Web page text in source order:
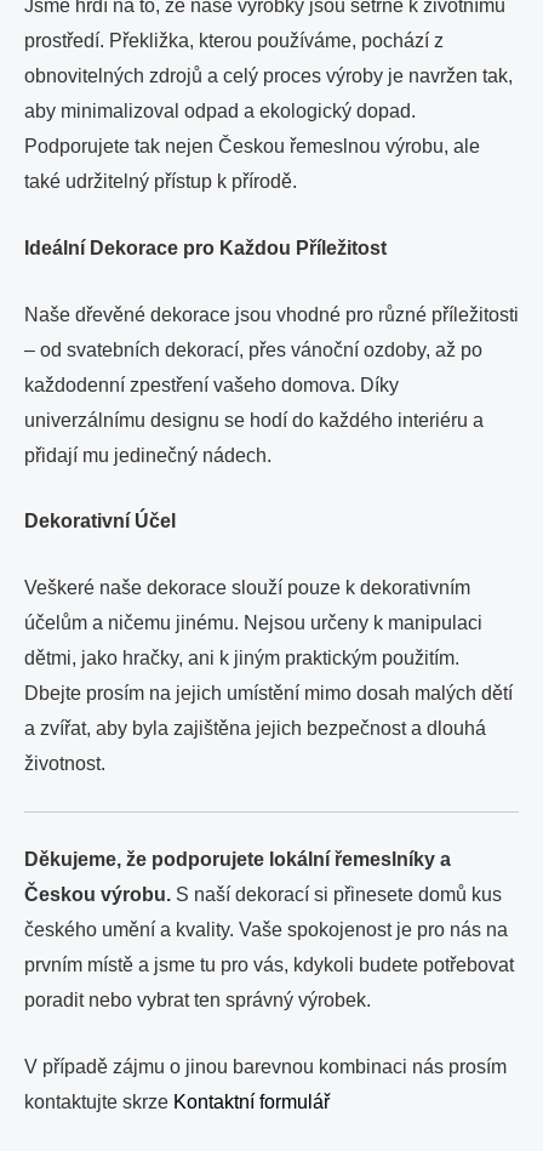
Jsme hrdí na to, že naše výrobky jsou šetrné k životnímu
prostředí. Překližka, kterou používáme, pochází z
obnovitelných zdrojů a celý proces výroby je navržen tak,
aby minimalizoval odpad a ekologický dopad.
Podporujete tak nejen Českou řemeslnou výrobu, ale
také udržitelný přístup k přírodě.
Ideální Dekorace pro Každou Příležitost
Naše dřevěné dekorace jsou vhodné pro různé příležitosti
– od svatebních dekorací, přes vánoční ozdoby, až po
každodenní zpestření vašeho domova. Díky
univerzálnímu designu se hodí do každého interiéru a
přidají mu jedinečný nádech.
Dekorativní Účel
Veškeré naše dekorace slouží pouze k dekorativním
účelům a ničemu jinému. Nejsou určeny k manipulaci
dětmi, jako hračky, ani k jiným praktickým použitím.
Dbejte prosím na jejich umístění mimo dosah malých dětí
a zvířat, aby byla zajištěna jejich bezpečnost a dlouhá
životnost.
Děkujeme, že podporujete lokální řemeslníky a
Českou výrobu. S naší dekorací si přinesete domů kus
českého umění a kvality. Vaše spokojenost je pro nás na
prvním místě a jsme tu pro vás, kdykoli budete potřebovat
poradit nebo vybrat ten správný výrobek.
V případě zájmu o jinou barevnou kombinaci nás prosím
kontaktujte skrze Kontaktní formulář